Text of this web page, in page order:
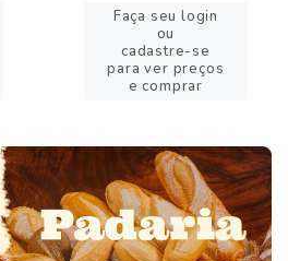
Faça seu login
ou
cadastre-se
para ver preços
e comprar